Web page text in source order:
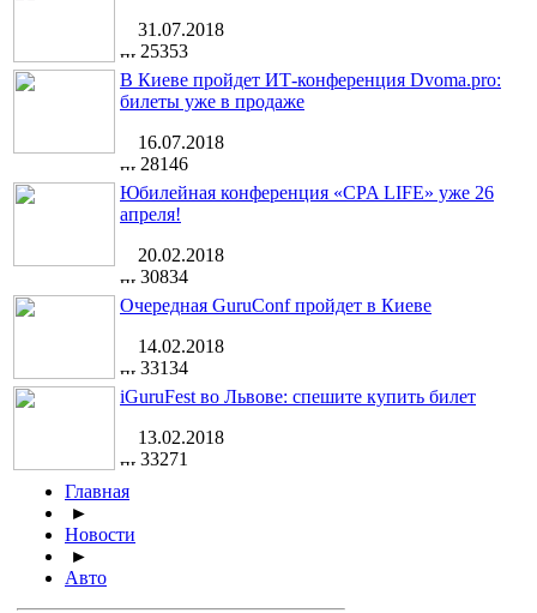
31.07.2018
25353
В Киеве пройдет ИТ-конференция Dvoma.pro:
билеты уже в продаже
16.07.2018
28146
Юбилейная конференция «CPA LIFE» уже 26
апреля!
20.02.2018
30834
Очередная GuruConf пройдет в Киеве
14.02.2018
33134
iGuruFest во Львове: спешите купить билет
13.02.2018
33271
Главная
►
Новости
►
Авто